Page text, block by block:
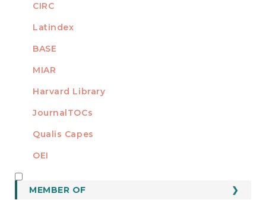
CIRC
Latindex
BASE
MIAR
Harvard Library
JournalTOCs
Qualis Capes
OEI
MEMBER OF